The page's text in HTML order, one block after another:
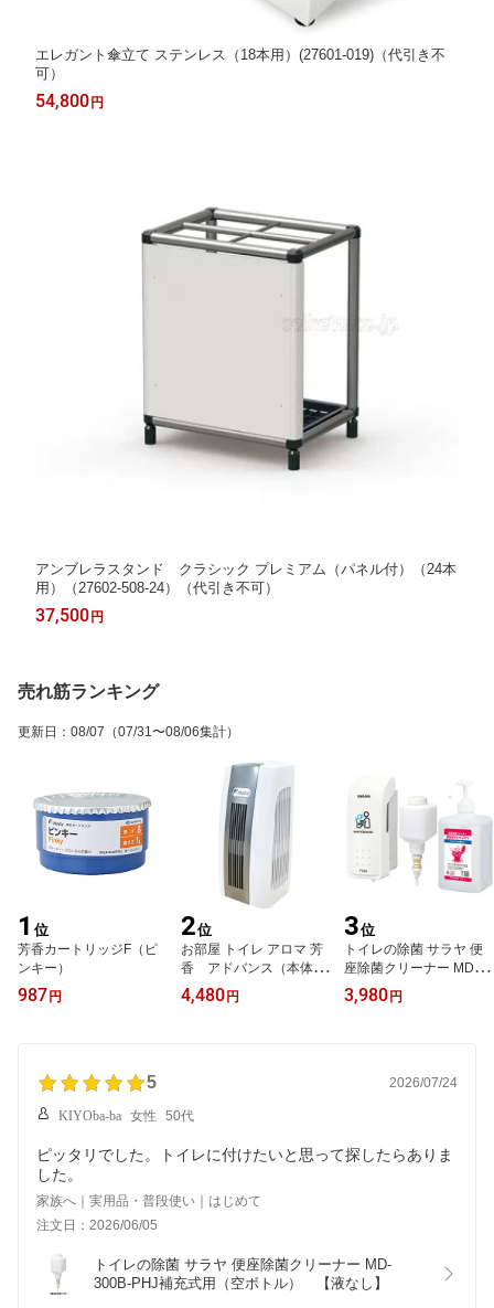
エレガント傘立て ステンレス（18本用）(27601-019)（代引き不
可）
54,800 円
アンブレラスタンド クラシック プレミアム（パネル付）（24本
用）（27602-508-24）（代引き不可）
37,500 円
売れ筋ランキング
更新日 ： 08/07 （07/31〜08/06集計）
1 位
芳香カートリッジF（ピ
ンキー）
987 円
2位
お部屋 トイレ アロマ 芳
香 アドバンス（本体の
み）
4,480 円
3位
トイレの除菌 サラヤ 便
座除菌クリーナー MD-30
0B-PHJ（補充式） お試
しセット(本体+空ボトル
3,980 円
5 2026/07/24
KIYOba-ba 女性 50代
ピッタリでした。トイレに付けたいと思って探したらありま
した。
家族へ｜実用品・普段使い｜はじめて
注文日：2026/06/05
トイレの除菌 サラヤ 便座除菌クリーナー MD-
300B-PHJ補充式用（空ボトル）　【液なし】